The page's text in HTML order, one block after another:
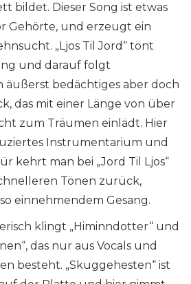
bildet. Dieser Song ist etwas
Gehörte, und erzeugt ein
„Ljos Til Jord“ tönt
und darauf folgt
äußerst bedächtiges aber doch
das mit einer Länge von über
zum Träumen einlädt. Hier
Instrumentarium und
kehrt man bei „Jord Til Ljos“
Tönen zurück,
einnehmendem Gesang.
klingt „Himinndotter“ und
das nur aus Vocals und
besteht. „Skuggehesten“ ist